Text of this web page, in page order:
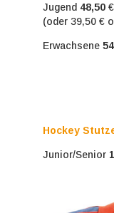
Jugend 48,50 €
(oder 39,50 €
Erwachsene 54
Hockey
Junior/Senior